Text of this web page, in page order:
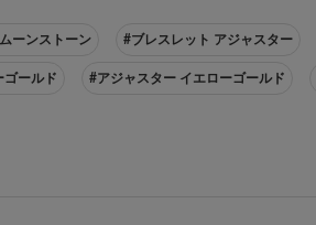
ーンストーン #ブレスレット アジャスター
ゴールド #アジャスター イエローゴールド